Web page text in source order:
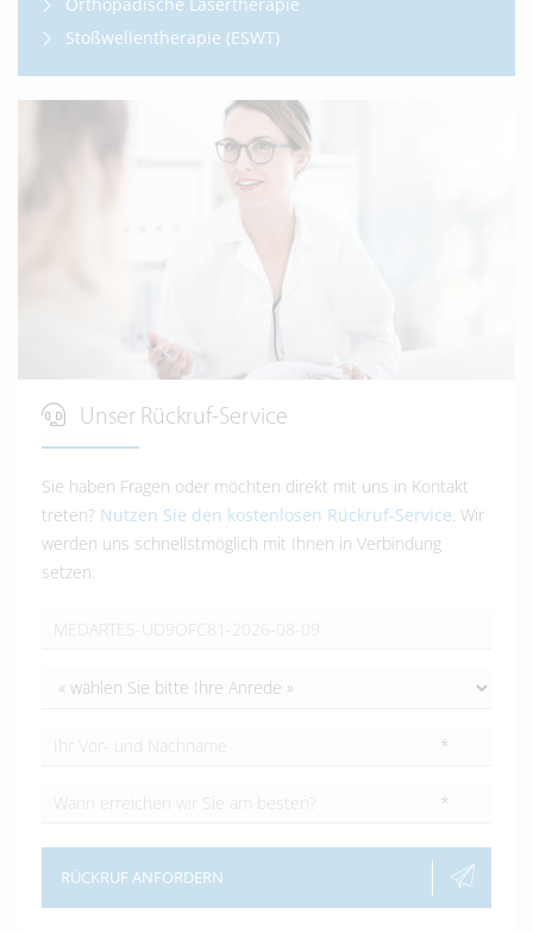
Stoßwellentherapie (ESWT)
Unser Rückruf-Service
Sie haben Fragen oder möchten direkt mit uns in Kontakt
treten? Nutzen Sie den kostenlosen Rückruf-Service. Wir
werden uns schnellstmöglich mit Ihnen in Verbindung
setzen.
*
*
RÜCKRUF ANFORDERN